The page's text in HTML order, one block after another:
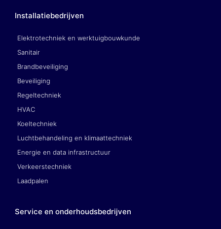
Installatiebedrijven
Elektrotechniek en werktuigbouwkunde
Sanitair
Brandbeveiliging
Beveiliging
Regeltechniek
HVAC
Koeltechniek
Luchtbehandeling en klimaattechniek
Energie en data infrastructuur
Verkeerstechniek
Laadpalen
Service en onderhoudsbedrijven